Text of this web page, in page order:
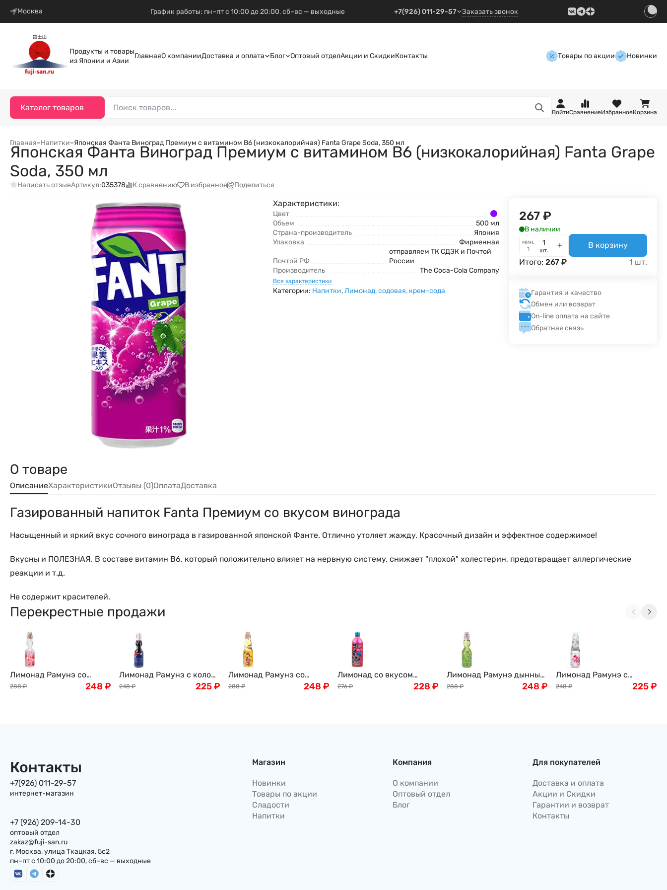
Москва График работы: пн–пт с 10:00 до 20:00, сб–вс — выходные +7(926) 011-29-57 Заказать звонок
Продукты и товары
из Японии и Азии
ГлавнаяО компанииДоставка и оплата Блог Оптовый отделАкции и СкидкиКонтакты Товары по акции Новинки
Каталог товаров
ВойтиСравнениеИзбранноеКорзина
Главная–Напитки–Японская Фанта Виноград Премиум с витамином В6 (низкокалорийная) Fanta Grape Soda, 350 мл
Японская Фанта Виноград Премиум с витамином В6 (низкокалорийная) Fanta Grape
Soda, 350 мл
Написать отзывАртикул:035378 К сравнению В избранное Поделиться
Характеристики:
Цвет
Объем
500 мл
Страна-производитель
Япония
Упаковка
Фирменная
Почтой РФ
отправляем ТК СДЭК и Почтой
России
Производитель
The Coca-Cola Company
Все характеристики
Категории: Напитки,Лимонад, содовая, крем-сода
267 ₽
В наличии
мин.
1
шт.
В корзину
Итого:267 ₽ 1 шт.
Гарантия и качество
Обмен или возврат
On-line оплата на сайте
Обратная связь
О товаре
ОписаниеХарактеристикиОтзывы (0)ОплатаДоставка
Газированный напиток Fanta Премиум со вкусом винограда
Насыщенный и яркий вкус сочного винограда в газированной японской Фанте. Отлично утоляет жажду. Красочный дизайн и эффектное содержимое!
Вкусны и ПОЛЕЗНАЯ. В составе витамин B6, который положительно влияет на нервную систему, снижает "плохой" холестерин, предотвращает аллергические
реакции и т.д.
Не содержит красителей.
Перекрестные продажи
Лимонад Рамунэ со
вкусом личи Ramune Hata
288 ₽ 248 ₽
Лимонад Рамунэ с колой
Ramune Hata Kousen, 200
248 ₽ 225₽
Лимонад Рамунэ со
вкусом кумквата (мини-
288 ₽ 248 ₽
Лимонад со вкусом
винограда SANGARIA
276 ₽ 228 ₽
Лимонад Рамунэ дынный
вкус Ramune Hata
288 ₽ 248 ₽
Лимонад Рамунэ с
цветками сакуры HATA
248 ₽ 225₽
Контакты
+7(926) 011-29-57
интернет-магазин
+7 (926) 209-14-30
оптовый отдел
zakaz@fuji-san.ru
г. Москва, улица Ткацкая, 5с2
пн–пт с 10:00 до 20:00, сб–вс — выходные
Магазин
Новинки
Товары по акции
Сладости
Напитки
Компания
О компании
Оптовый отдел
Блог
Для покупателей
Доставка и оплата
Акции и Скидки
Гарантии и возврат
Контакты